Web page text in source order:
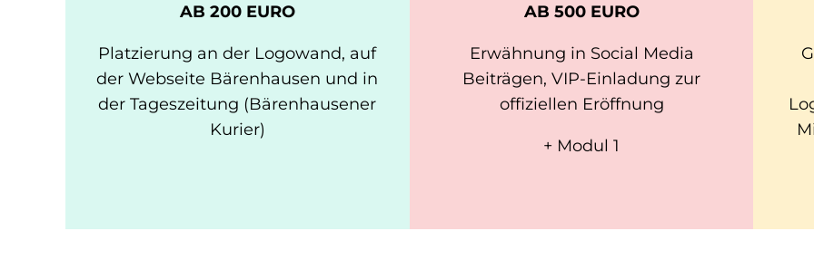
AB 200 EURO
Platzierung an der Logowand, auf
der Webseite Bärenhausen und in
der Tageszeitung (Bärenhausener
Kurier)
AB 500 EURO
Erwähnung in Social Media
Beiträgen, VIP-Einladung zur
offiziellen Eröffnung
+ Modul 1